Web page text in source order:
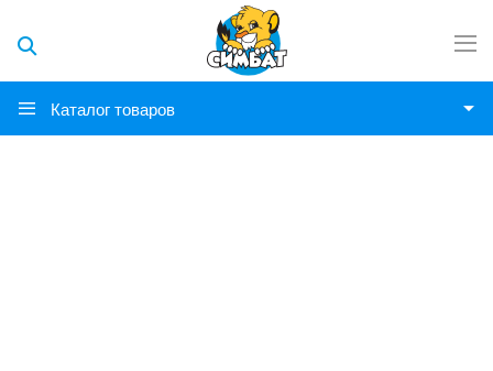
Каталог товаров